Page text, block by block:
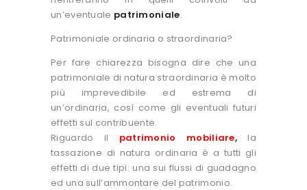
un’eventuale patrimoniale.
Patrimoniale ordinaria o straordinaria?
Per fare chiarezza bisogna dire che una
patrimoniale di natura straordinaria è molto
più imprevedibile ed estrema di
un’ordinaria, così come gli eventuali futuri
effetti sul contribuente.
Riguardo il
patrimonio mobiliare, la
tassazione di natura ordinaria è a tutti gli
effetti di due tipi: una sui flussi di guadagno
ed una sull’ammontare del patrimonio.